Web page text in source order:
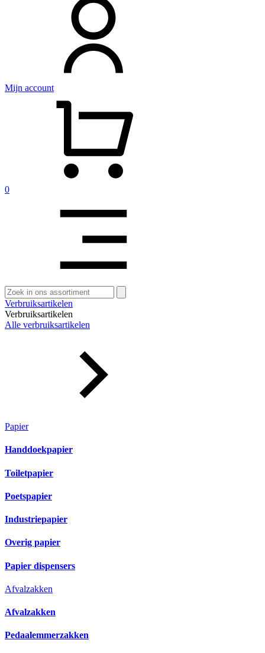
Mijn account
0
Zoeken
naar:
Verbruiksartikelen
Verbruiksartikelen
Alle verbruiksartikelen
Papier
Handdoekpapier
Toiletpapier
Poetspapier
Industriepapier
Overig papier
Papier dispensers
Afvalzakken
Afvalzakken
Pedaalemmerzakken